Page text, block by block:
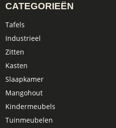
CATEGORIEËN
Tafels
Industrieel
Zitten
Kasten
Slaapkamer
Mangohout
Kindermeubels
Tuinmeubelen